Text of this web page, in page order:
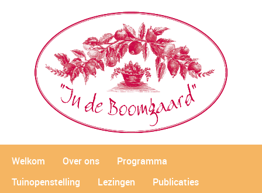
Welkom Over ons
Programma
Tuinopenstelling
Lezingen
Publicaties